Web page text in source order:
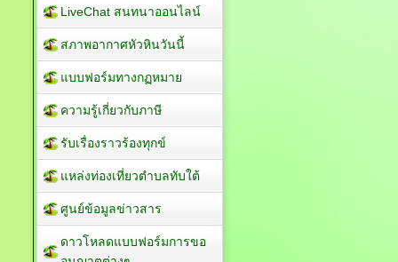
LiveChat สนทนาออนไลน์
สภาพอากาศหัวหินวันนี้
แบบฟอร์มทางกฏหมาย
ความรู้เกี่ยวกับภาษี
รับเรื่องราวร้องทุกข์
แหล่งท่องเที่ยวตำบลทับใต้
ศูนย์ข้อมูลข่าวสาร
ดาวโหลดแบบฟอร์มการขอ